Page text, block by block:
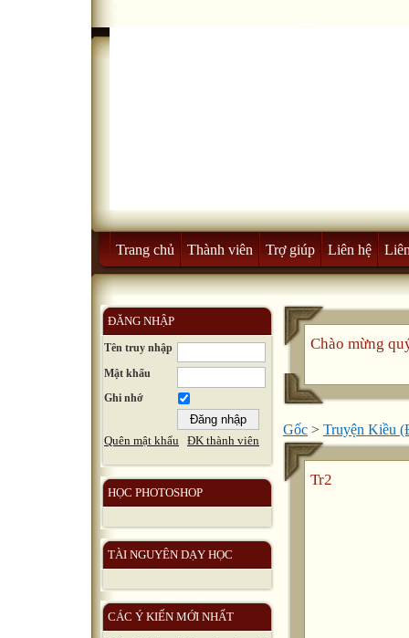
Trang chủ Thành viên Trợ giúp Liên hệ
ĐĂNG NHẬP
Tên truy nhập
Mật khẩu
Ghi nhớ
Quên mật khẩu ĐK thành viên
HỌC PHOTOSHOP
TÀI NGUYÊN DẠY HỌC
CÁC Ý KIẾN MỚI NHẤT
Chào mừng
Gốc > Truyện Kiều
Tr2